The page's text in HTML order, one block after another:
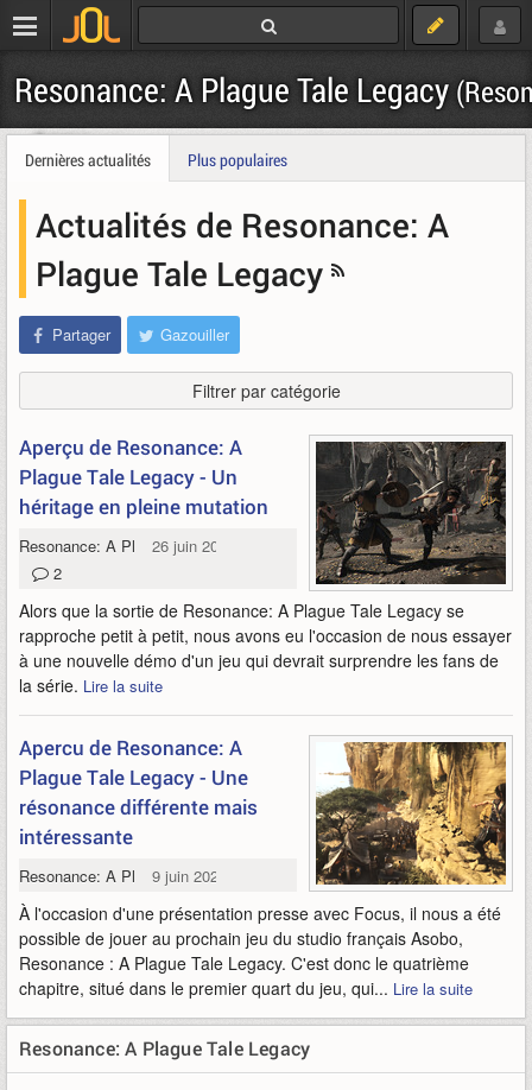
Resonance: A Plague Tale Legacy
Télécharger
Dernières actualités Plus populaires
Actualités de Resonance: A
Plague Tale Legacy
Partager Gazouiller
Filtrer par catégorie
Aperçu de Resonance: A
Plague Tale Legacy - Un
héritage en pleine mutation
Resonance: A Plague Tale Legacy
26 juin 2026
2
Alors que la sortie de Resonance: A Plague Tale Legacy se
rapproche petit à petit, nous avons eu l'occasion de nous essayer
à une nouvelle démo d'un jeu qui devrait surprendre les fans de
la série. Lire la suite
Apercu de Resonance: A
Plague Tale Legacy - Une
résonance différente mais
intéressante
Resonance: A Plague Tale Legacy
9 juin 2026
À l'occasion d'une présentation presse avec Focus, il nous a été
possible de jouer au prochain jeu du studio français Asobo,
Resonance : A Plague Tale Legacy. C'est donc le quatrième
chapitre, situé dans le premier quart du jeu, qui... Lire la suite
Resonance: A Plague Tale Legacy